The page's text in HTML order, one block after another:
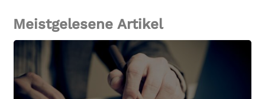
Meistgelesene Artikel